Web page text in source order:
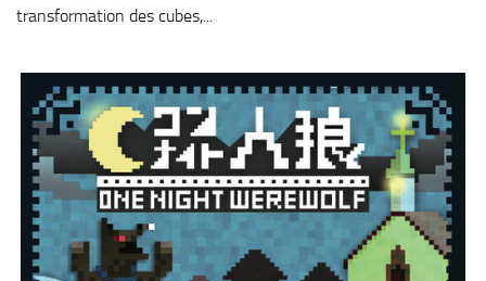
transformation des cubes,...